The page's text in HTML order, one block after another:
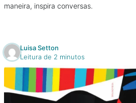
maneira, inspira conversas.
Luisa Setton
Leitura de 2 minutos